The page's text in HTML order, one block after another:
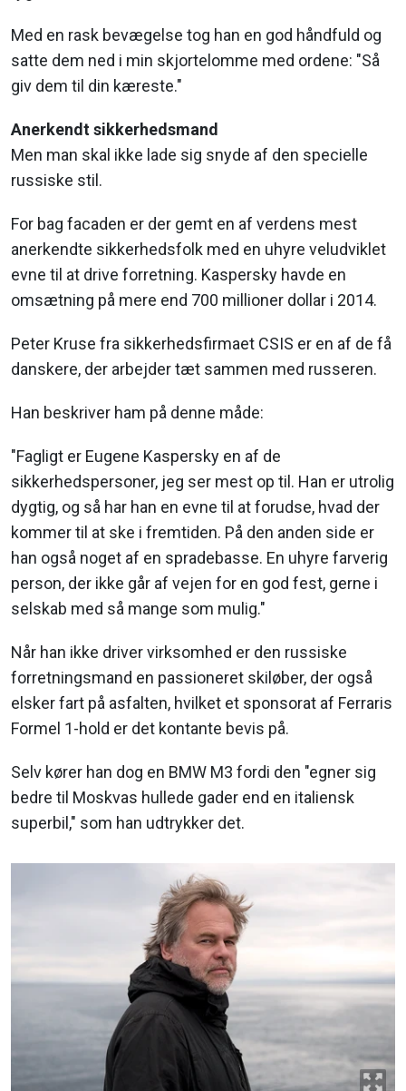
Med en rask bevægelse tog han en god håndfuld og
satte dem ned i min skjortelomme med ordene: "Så
giv dem til din kæreste."
Anerkendt sikkerhedsmand
Men man skal ikke lade sig snyde af den specielle
russiske stil.
For bag facaden er der gemt en af verdens mest
anerkendte sikkerhedsfolk med en uhyre veludviklet
evne til at drive forretning. Kaspersky havde en
omsætning på mere end 700 millioner dollar i 2014.
Peter Kruse fra sikkerhedsfirmaet CSIS er en af de få
danskere, der arbejder tæt sammen med russeren.
Han beskriver ham på denne måde:
"Fagligt er Eugene Kaspersky en af de
sikkerhedspersoner, jeg ser mest op til. Han er utrolig
dygtig, og så har han en evne til at forudse, hvad der
kommer til at ske i fremtiden. På den anden side er
han også noget af en spradebasse. En uhyre farverig
person, der ikke går af vejen for en god fest, gerne i
selskab med så mange som mulig."
Når han ikke driver virksomhed er den russiske
forretningsmand en passioneret skiløber, der også
elsker fart på asfalten, hvilket et sponsorat af Ferraris
Formel 1-hold er det kontante bevis på.
Selv kører han dog en BMW M3 fordi den "egner sig
bedre til Moskvas hullede gader end en italiensk
superbil," som han udtrykker det.